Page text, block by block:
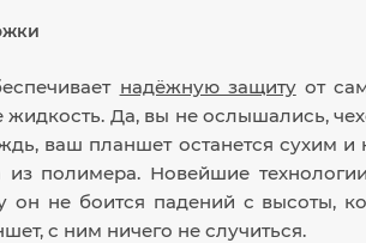
надёжную защитуот
жидкость. Да, вы не ослышались,
ваш планшет останется сухим и
из полимера. Новейшие
он не боится падений с высоты,
с ним ничего не случиться.